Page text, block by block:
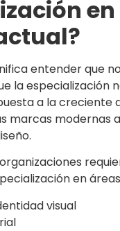
en
entender que
la especialización
a la creciente
marcas modernas
en
visual